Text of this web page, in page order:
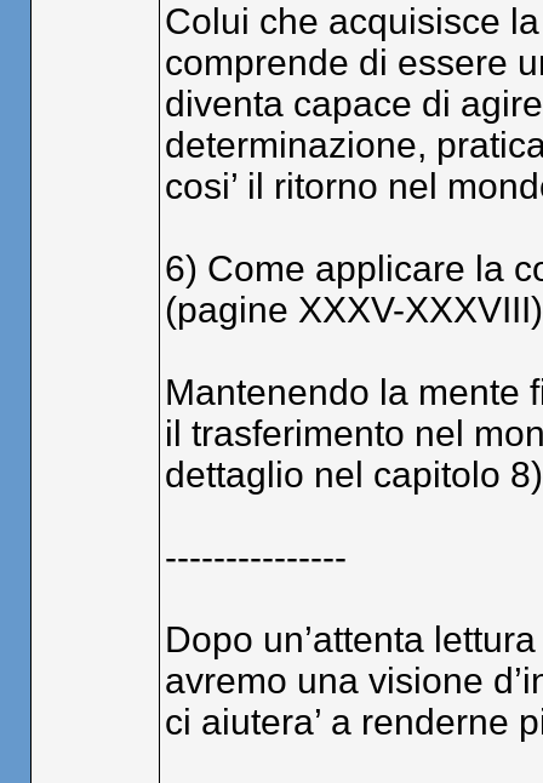
Colui che acquisisce
comprende di essere
diventa capace di
determinazione,
cosi’ il ritorno nel
6) Come applicare la
(pagine XXXV-
Mantenendo la mente
il trasferimento nel
dettaglio nel capitolo
---------------
Dopo un’attenta
avremo una visione
ci aiutera’ a renderne